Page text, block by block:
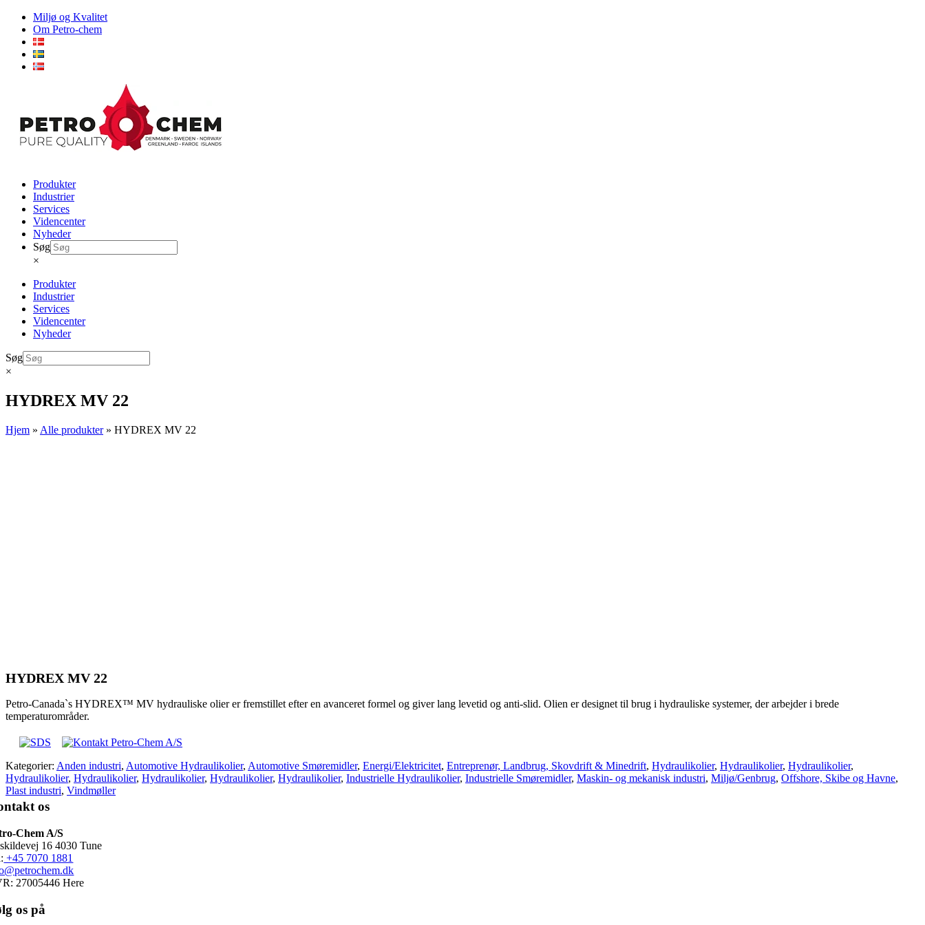
Skip
content
Miljø og Kvalitet
Om Petro-chem
Produkter
Industrier
Services
Videncenter
Nyheder
Søg
×
Produkter
Industrier
Services
Videncenter
Nyheder
Søg
×
HYDREX MV 22
Hjem » Alle produkter» HYDREX MV 22
HYDREX MV 22
Petro-Canada`s HYDREX™ MV hydrauliske olier er fremstillet efter en avanceret formel og giver lang levetid og anti-slid. Olien er designet til brug i hydrauliske systemer, der arbejder i brede
temperaturområder.
Kategorier: Anden industri, Automotive Hydraulikolier, Automotive Smøremidler, Energi/Elektricitet, Entreprenør, Landbrug, Skovdrift & Minedrift, Hydraulikolier, Hydraulikolier, Hydraulikolier,
Hydraulikolier, Hydraulikolier, Hydraulikolier, Hydraulikolier, Hydraulikolier, Industrielle Hydraulikolier, Industrielle Smøremidler, Maskin- og mekanisk industri, Miljø/Genbrug, Offshore, Skibe og Havne,
Plast industri, Vindmøller
os
Chem A/S
16 4030 Tune
+45 7070 1881
27005446 Here
os på